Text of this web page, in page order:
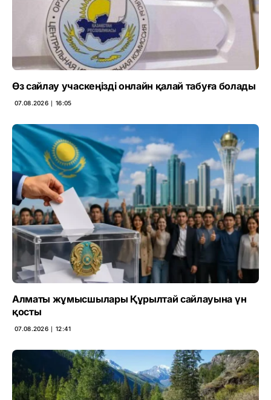
Өз сайлау учаскеңізді онлайн қалай табуға болады
07.08.2026 ∣ 16:05
Алматы жұмысшылары Құрылтай сайлауына үн
қосты
07.08.2026 ∣ 12:41